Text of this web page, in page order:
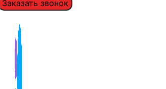
Заказать звонок